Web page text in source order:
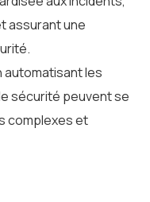
assurant une
automatisant les
sécurité peuvent se
complexes et